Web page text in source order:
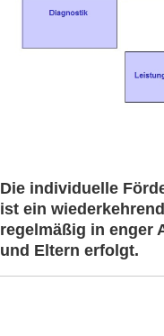
Die individuelle
ist ein
regelmäßig in enger
und Eltern erfolgt.